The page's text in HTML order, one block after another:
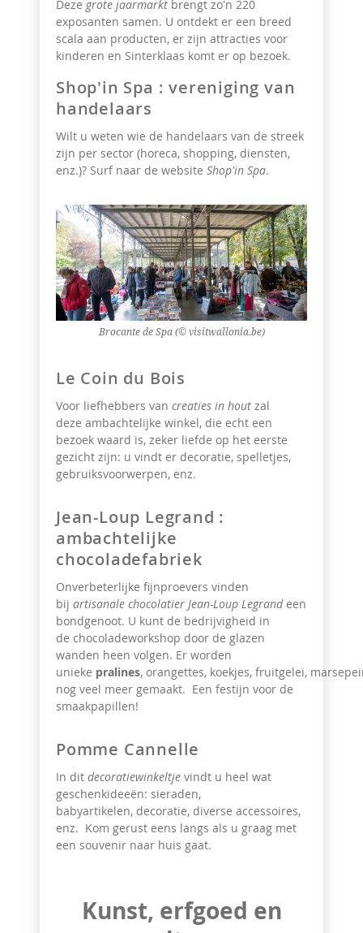
Deze grote jaarmarkt brengt zo'n 220
exposanten samen. U ontdekt er een breed
scala aan producten, er zijn attracties voor
kinderen en Sinterklaas komt er op bezoek.
Shop'in Spa : vereniging van
handelaars
Wilt u weten wie de handelaars van de streek
zijn per sector (horeca, shopping, diensten,
enz.)? Surf naar de website Shop'in Spa.
Brocante de Spa (© visitwallonia.be)
Le Coin du Bois
Voor liefhebbers van creaties in hout zal
deze ambachtelijke winkel, die echt een
bezoek waard is, zeker liefde op het eerste
gezicht zijn: u vindt er decoratie, spelletjes,
gebruiksvoorwerpen, enz.
Jean-Loup Legrand :
ambachtelijke
chocoladefabriek
Onverbeterlijke fijnproevers vinden
bij artisanale chocolatier Jean-Loup Legrandeen
bondgenoot. U kunt de bedrijvigheid in
de chocoladeworkshop door de glazen
wanden heen volgen. Er worden
unieke pralines, orangettes, koekjes, fruitgelei,
nog veel meer gemaakt. Een festijn voor de
smaakpapillen!
Pomme Cannelle
In dit decoratiewinkeltje vindt u heel wat
geschenkideeën: sieraden,
babyartikelen, decoratie, diverse accessoires,
enz. Kom gerust eens langs als u graag met
een souvenir naar huis gaat.
Kunst, erfgoed en